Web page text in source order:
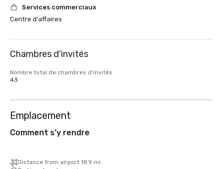
Services commerciaux
Centre d'affaires
Chambres d'invités
Nombre total de chambres d'invités
43
Emplacement
Comment s'y rendre
Distance from airport 18.9 mi